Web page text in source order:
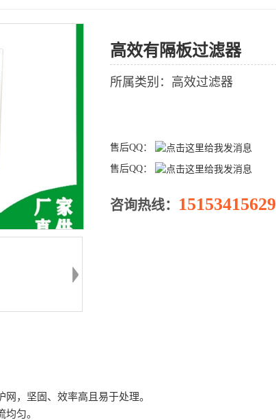
高效有隔板过滤器
所属类别：高效过滤器
售后QQ：
售后QQ：
咨询热线： 15153415629
，坚固、效率高且易于处理。
匀。